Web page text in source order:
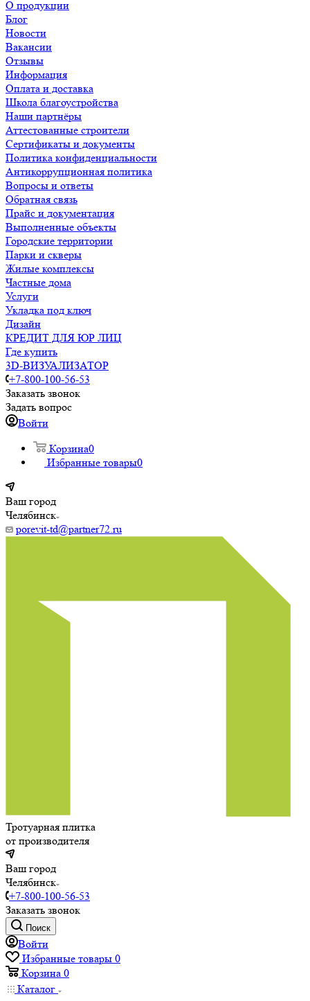
О продукции
Блог
Новости
Вакансии
Отзывы
Информация
Оплата и доставка
Школа благоустройства
Наши партнёры
Аттестованные строители
Сертификаты и документы
Политика конфиденциальности
Антикоррупционная политика
Вопросы и ответы
Обратная связь
Прайс и документация
Выполненные объекты
Городские территории
Парки и скверы
Жилые комплексы
Частные дома
Услуги
Укладка под ключ
Дизайн
КРЕДИТ ДЛЯ ЮР ЛИЦ
Где купить
3D-ВИЗУАЛИЗАТОР
+7-800-100-56-53
Заказать звонок
Задать вопрос
Войти
Корзина0
Избранные товары0
Ваш город
Челябинск
porevit-td@partner72.ru
Тротуарная плитка
от производителя
Ваш город
Челябинск
+7-800-100-56-53
Заказать звонок
Поиск
Войти
Избранные товары 0
Корзина 0
Каталог